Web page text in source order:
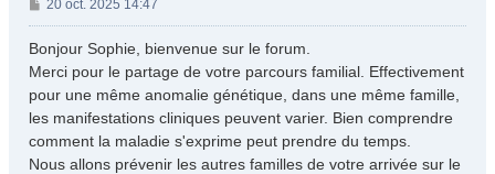
M
e
s
g
e
20 oct. 2025 14:47
Bonjour Sophie, bienvenue sur le forum.
Merci pour le partage de votre parcours familial. Effectivement
pour une même anomalie génétique, dans une même famille,
les manifestations cliniques peuvent varier. Bien comprendre
comment la maladie s'exprime peut prendre du temps.
Nous allons prévenir les autres familles de votre arrivée sur le